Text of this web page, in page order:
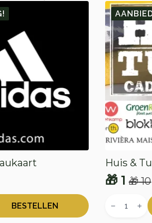
BESTELLEN
Huis &
🎁10
prijs
🎁 1
Huidige
prijs